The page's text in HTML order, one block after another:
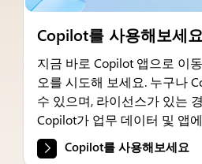
Copilot를 사용해보세요
지금 바로 Copilot 앱으로 이
오를 시도해 보세요. 누구나
수 있으며, 라이선스가 있는
Copilot가 업무 데이터 및 앱
Copilot를 사용해보세요